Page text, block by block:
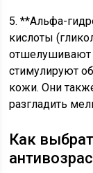
5. **Альфа-
кислоты
отшелушивают
стимулируют
кожи. Они
разгладить
Как